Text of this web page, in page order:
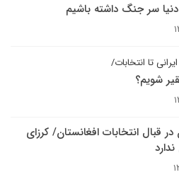
دنیا سر جنگ داشته باشیم
تا انتخابات/
شویم؟
در قبال انتخابات افغانستان/ کرزای